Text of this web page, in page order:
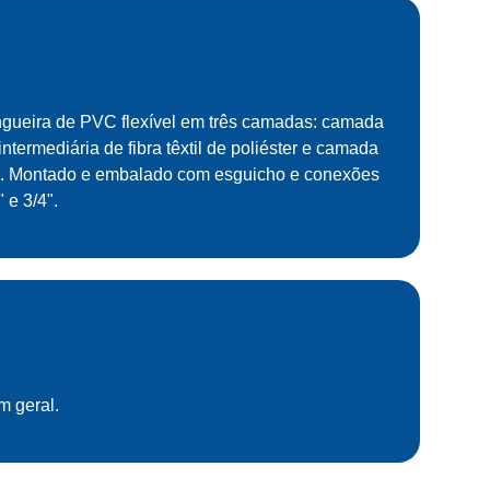
de PVC flexível em três camadas: camada
de fibra têxtil de poliéster e camada
e embalado com esguicho e conexões
e 3/4".
geral.